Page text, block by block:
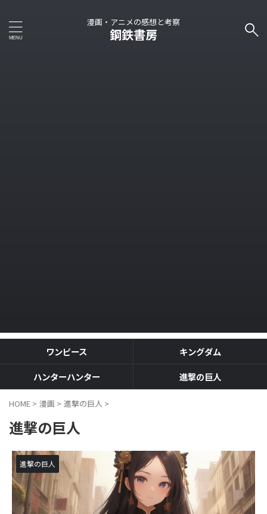
漫画・アニメの感想と考察
鋼鉄書房
ワンピース
キングダム
ハンターハンター
進撃の巨人
HOME > 漫画 > 進撃の巨人 >
進撃の巨人
進撃の巨人